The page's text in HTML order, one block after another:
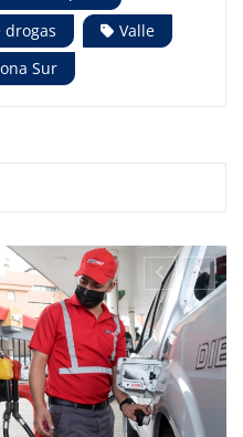
drogas
Valle
Sur